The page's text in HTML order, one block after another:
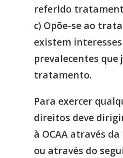
referido
c) Opõe-se ao
existem
prevalecentes
tratamento.
Para exercer
direitos deve
à OCAA através
ou através do